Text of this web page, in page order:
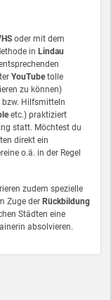
oder mit dem
in Lindau
YouTubetolle
zu können)
bzw. Hilfsmitteln
etc.) praktiziert
statt. Möchtest du
direkt ein
o.ä. in der Regel
zudem spezielle
Zuge der Rückbildung
Städten eine
absolvieren.